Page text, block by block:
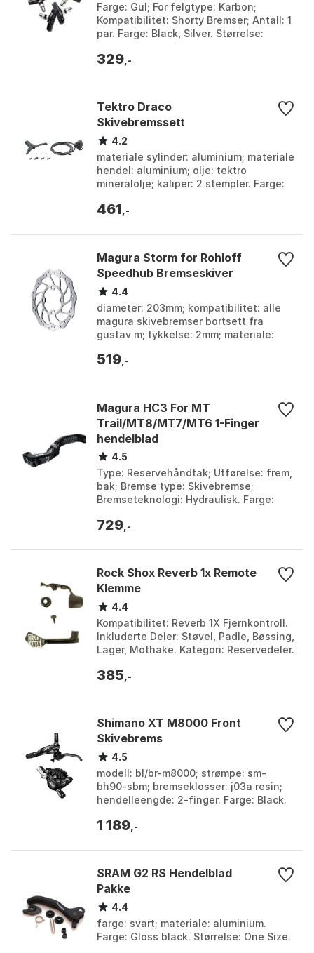
Farge: Gul; For felgtype: Karbon;
Kompatibilitet: Shorty Bremser; Antall: 1
par. Farge: Black, Silver. Størrelse:
329 ,-
Tektro Draco
Skivebremssett
4.2
materiale sylinder: aluminium; materiale
hendel: aluminium; olje: tektro
mineralolje; kaliper: 2 stempler. Farge:
461 ,-
Magura Storm for Rohloff
Speedhub Bremseskiver
4.4
diameter: 203mm; kompatibilitet: alle
magura skivebremser bortsett fra
gustav m; tykkelse: 2mm; materiale:
Størrel...
519 ,-
Magura HC3 For MT
Trail/MT8/MT7/MT6 1-Finger
hendelblad
4.5
Type: Reservehåndtak; Utførelse: frem,
bak; Bremse type: Skivebremse;
Bremseteknologi: Hydraulisk. Farge:
729 ,-
Rock Shox Reverb 1x Remote
Klemme
4.4
Kompatibilitet: Reverb 1X Fjernkontroll.
Inkluderte Deler: Støvel, Padle, Bøssing,
Lager, Mothake. Kategori: Reservedeler.
S...
385 ,-
Shimano XT M8000 Front
Skivebrems
4.5
modell: bl/br-m8000; strømpe: sm-
bh90-sbm; bremseklosser: j03a resin;
hendelleengde: 2-finger. Farge: Black.
1 189 ,-
SRAM G2 RS Hendelblad
Pakke
4.4
farge: svart; materiale: aluminium.
Farge: Gloss black. Størrelse: One Size.